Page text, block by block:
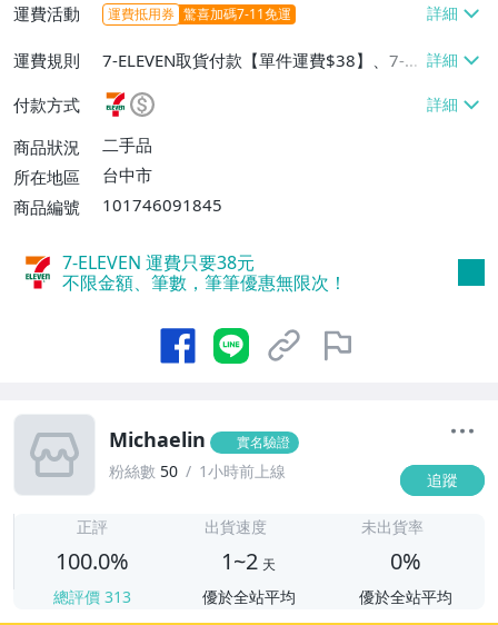
運費活動 運費抵用券 驚喜加碼7-11免運
運費規則
7-ELEVEN取貨付款【單件運費$38】、7-EL
付款方式
商品狀況
二手品
所在地區
台中市
商品編號
101746091845
7-ELEVEN 運費只要38元
不限金額、筆數，筆筆優惠無限次！
Michaelin 實名驗證
粉絲數 50 1小時前上線 追蹤
正評
100.0%
總評價 313
出貨速度
1~2 天
優於全站平均
未出貨率
0%
優於全站平均